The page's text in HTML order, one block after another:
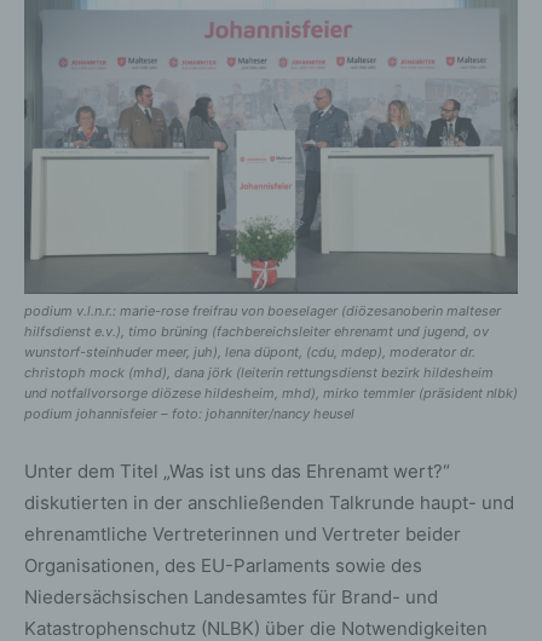
podium v.l.n.r.: marie-rose freifrau von boeselager (diözesanoberin malteser
hilfsdienst e.v.), timo brüning (fachbereichsleiter ehrenamt und jugend, ov
wunstorf-steinhuder meer, juh), lena düpont, (cdu, mdep), moderator dr.
christoph mock (mhd), dana jörk (leiterin rettungsdienst bezirk hildesheim
und notfallvorsorge diözese hildesheim, mhd), mirko temmler (präsident nlbk)
podium johannisfeier – foto: johanniter/nancy heusel
Unter dem Titel „Was ist uns das Ehrenamt wert?“
diskutierten in der anschließenden Talkrunde haupt- und
ehrenamtliche Vertreterinnen und Vertreter beider
Organisationen, des EU-Parlaments sowie des
Niedersächsischen Landesamtes für Brand- und
Katastrophenschutz (NLBK) über die Notwendigkeiten